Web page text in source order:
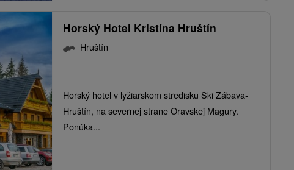
Horský Hotel Kristína Hruštín
Hruštín
Horský hotel v lyžiarskom stredisku Ski Zábava-
Hruštín, na severnej strane Oravskej Magury.
Ponúka...